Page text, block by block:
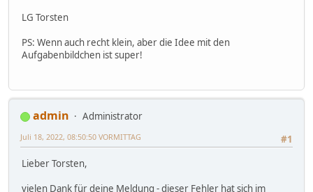
LG Torsten
PS: Wenn auch recht klein, aber die Idee mit den
Aufgabenbildchen ist super!
admin
Administrator
#1
Juli 18, 2022, 08:50:50 VORMITTAG
Lieber Torsten,
vielen Dank für deine Meldung - dieser Fehler hat sich im